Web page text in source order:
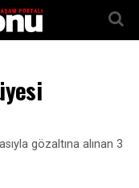
gözaltına alınan 3